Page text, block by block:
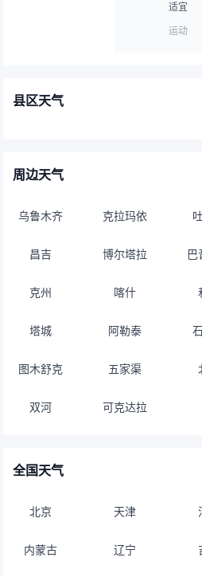
适宜
运动
县区天气
周边天气
乌鲁木齐 克拉玛依
昌吉 博尔塔拉 巴
克州 喀什
塔城 阿勒泰
图木舒克 五家渠
双河 可克达拉
全国天气
北京 天津
内蒙古 辽宁